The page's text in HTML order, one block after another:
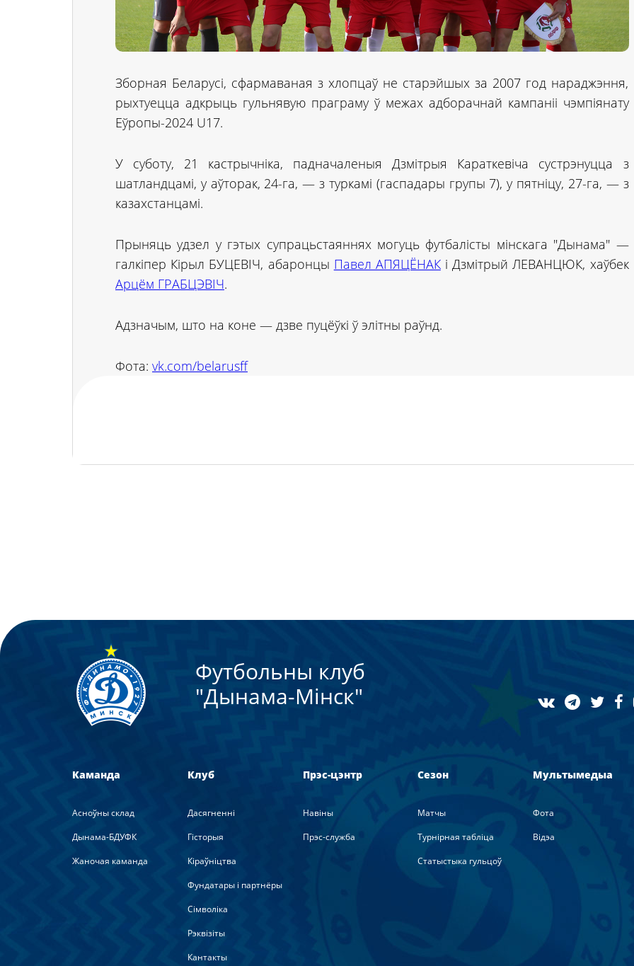
Зборная Беларусі, сфармаваная з хлопцаў не старэйшых за 2007 год нараджэння,
рыхтуецца адкрыць гульнявую праграму ў межах адборачнай кампаніі чэмпіянату
Еўропы-2024 U17.
У суботу, 21 кастрычніка, падначаленыя Дзмітрыя Караткевіча сустрэнуцца з
шатландцамі, у аўторак, 24-га, — з туркамі (гаспадары групы 7), у пятніцу, 27-га, — з
казахстанцамі.
Прыняць удзел у гэтых супрацьстаяннях могуць футбалісты мінскага "Дынама" —
галкіпер Кірыл БУЦЕВІЧ, абаронцы Павел АПЯЦЁНАКі Дзмітрый ЛЕВАНЦЮК, хаўбек
Арцём ГРАБЦЭВІЧ.
Адзначым, што на коне — дзве пуцёўкі ў элітны раўнд.
Фота: vk.com/belarusff
Футбольны клуб
"Дынама-Мiнск"
Каманда
Асноўны склад
Дынама-БДУФК
Жаночая каманда
Клуб
Дасягненні
Гісторыя
Кіраўніцтва
Фундатары і партнёры
Сімволіка
Рэквізіты
Кантакты
Прэс-цэнтр
Навiны
Прэс-служба
Сезон
Матчы
Турнірная табліца
Статыстыка гульцоў
Мультымедыа
Фота
Вiдэа